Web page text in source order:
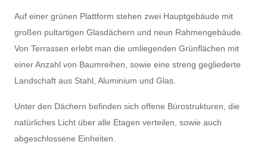
Auf einer grünen Plattform stehen zwei Hauptgebäude mit
großen pultartigen Glasdächern und neun Rahmengebäude.
Von Terrassen erlebt man die umliegenden Grünflächen mit
einer Anzahl von Baumreihen, sowie eine streng gegliederte
Landschaft aus Stahl, Aluminium und Glas.
Unter den Dächern befinden sich offene Bürostrukturen, die
natürliches Licht über alle Etagen verteilen, sowie auch
abgeschlossene Einheiten.